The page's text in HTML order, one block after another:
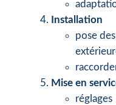
Installation
pose
Mise en
réglages